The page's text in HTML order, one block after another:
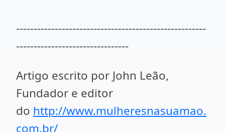
------------------------------------------------------
--------------------------------
Artigo escrito por John Leão,
Fundador e editor
do http://www.mulheresnasuamao.
com.br/